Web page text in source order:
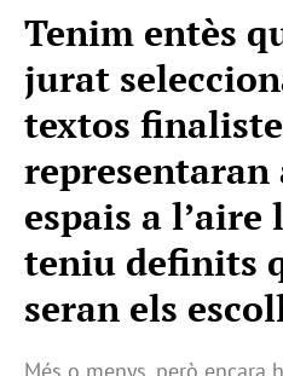
Tenim entès
jurat
textos
representaran
espais a l’aire
teniu definits
seran els